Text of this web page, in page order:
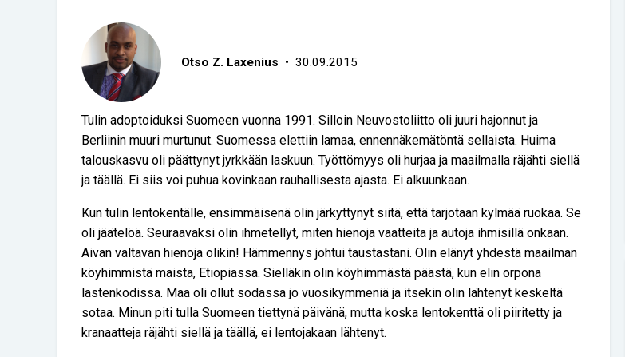
Otso Z. Laxenius • 30.09.2015
Tulin adoptoiduksi Suomeen vuonna 1991. Silloin Neuvostoliitto oli juuri hajonnut ja
Berliinin muuri murtunut. Suomessa elettiin lamaa, ennennäkemätöntä sellaista. Huima
talouskasvu oli päättynyt jyrkkään laskuun. Työttömyys oli hurjaa ja maailmalla räjähti siellä
ja täällä. Ei siis voi puhua kovinkaan rauhallisesta ajasta. Ei alkuunkaan.
Kun tulin lentokentälle, ensimmäisenä olin järkyttynyt siitä, että tarjotaan kylmää ruokaa. Se
oli jäätelöä. Seuraavaksi olin ihmetellyt, miten hienoja vaatteita ja autoja ihmisillä onkaan.
Aivan valtavan hienoja olikin! Hämmennys johtui taustastani. Olin elänyt yhdestä maailman
köyhimmistä maista, Etiopiassa. Sielläkin olin köyhimmästä päästä, kun elin orpona
lastenkodissa. Maa oli ollut sodassa jo vuosikymmeniä ja itsekin olin lähtenyt keskeltä
sotaa. Minun piti tulla Suomeen tiettynä päivänä, mutta koska lentokenttä oli piiritetty ja
kranaatteja räjähti siellä ja täällä, ei lentojakaan lähtenyt.